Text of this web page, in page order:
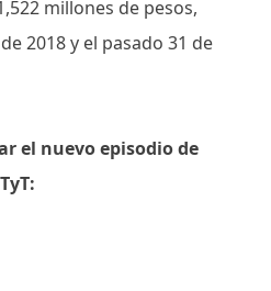
millones de pesos,
2018 y el pasado 31 de
el nuevo episodio de